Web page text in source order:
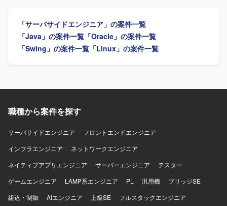
前向きかつ柔軟な思考で、既存システムの改善点を自ら検
討し、主体的に提案・実行いただける方にご活躍いただけ
る環境です。 【ポジションの魅力】 国内基幹システムの中
核となる生産領域アプリケーションに携わることで、業務
およびSQL・Javaを用いたシステム開発環境となります。
「サーバサイドエンジニア」の案件一覧
「Java」の案件一覧 「Oracle」の案件一覧
「Swing」の案件一覧 「Linux」の案件一覧
職種から案件を探す
サーバサイドエンジニア
フロントエンドエンジニア
インフラエンジニア
ネットワークエンジニア
ネイティブアプリエンジニア
サーバーエンジニア
テスター
ゲームエンジニア
LAMP系エンジニア PL 汎用機
ブリッジSE
組込・制御
AIエンジニア 上級SE
フルスタックエンジニア